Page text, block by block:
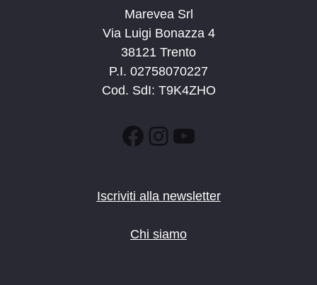
Marevea Srl
Via Luigi Bonazza 4
38121 Trento
P.I. 02758070227
Cod. SdI: T9K4ZHO
Facebook
Instagram
YouTube
Iscriviti alla newsletter
Chi siamo